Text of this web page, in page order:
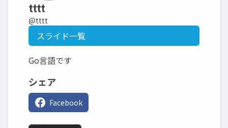
tttt
@tttt
スライド一覧
Go言語です
シェア
Facebook